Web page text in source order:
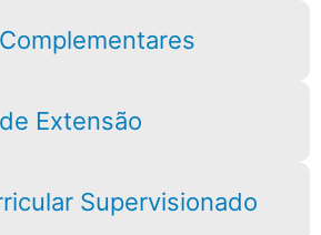
Extensão
Supervisionado